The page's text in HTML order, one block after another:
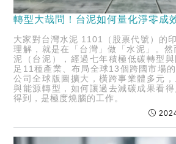
轉型大哉問！台泥如何量化淨零成
大家對台灣水泥 1101（股票代號）的
理解，就是在「台灣」做「水泥」。
泥（台泥），經過七年積極低碳轉型
足11種產業、布局全球13個跨國市場
公司全球版圖擴大，橫跨事業體多元
與能源轉型，如何讓過去減碳成果看
得到，是極度燒腦的工作。